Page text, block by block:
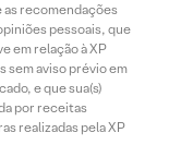
as recomendações
pessoais, que
em relação à XP
sem aviso prévio em
e que sua(s)
por receitas
realizadas pela XP